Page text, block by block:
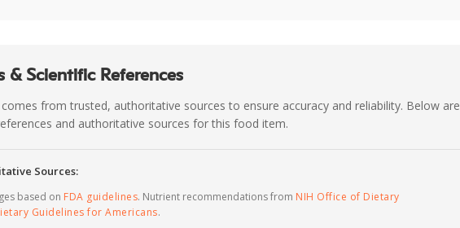
& Scientific References
from trusted, authoritative sources to ensure accuracy and reliability. Below are
and authoritative sources for this food item.
Sources:
based on FDA guidelines. Nutrient recommendations from NIH Office of Dietary
Guidelines for Americans.